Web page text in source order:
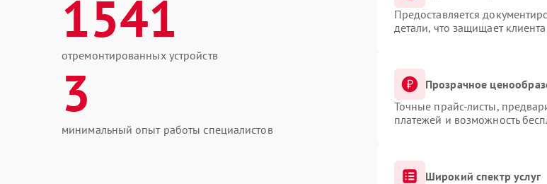
1541
отремонтированных устройств
3
минимальный опыт работы специалистов
Предоставляется
детали, что защищает
Прозрачное
Точные прайс-листы,
платежей и возможность
Широкий спектр услуг